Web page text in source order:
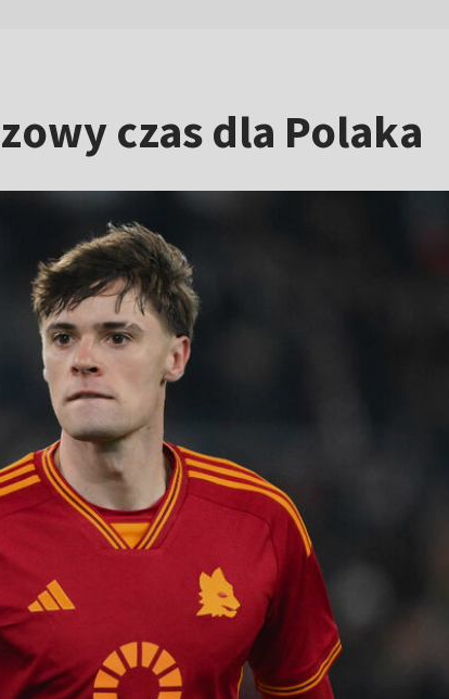
czas dla Polaka